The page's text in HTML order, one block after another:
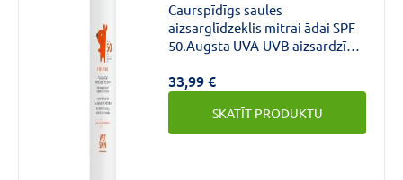
mitrai ādai 200ml
Caurspīdīgs saules
aizsarglīdzeklis mitrai ādai SPF
50.Augsta UVA-UVB aizsardzība
iesūcas, pat mitrā ādā.Neatstāj
baltus nospiedumus.Bagātināts
ar ādu nomierinošām aktīvajām
sastāvdaļām.
33,99 €
SKATĪT PRODUKTU